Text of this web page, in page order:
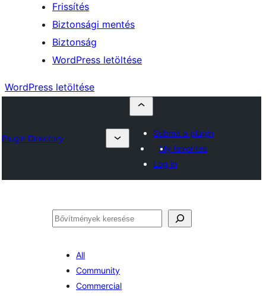
Frissítés
Biztonsági mentés
Biztonság
WordPress letöltése
WordPress letöltése
Plugin Directory
Submit a plugin
My favorites
Log in
Keresés
All
Community
Commercial